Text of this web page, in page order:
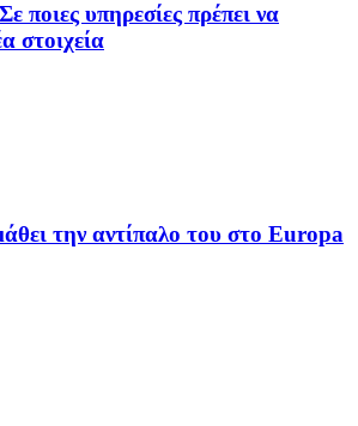
ποιες υπηρεσίες πρέπει να
στοιχεία
την αντίπαλο του στο Europa